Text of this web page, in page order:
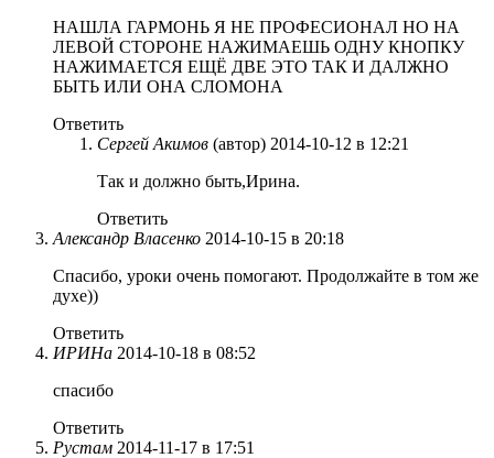
НАШЛА ГАРМОНЬ Я НЕ ПРОФЕСИОНАЛ НО НА
ЛЕВОЙ СТОРОНЕ НАЖИМАЕШЬ ОДНУ КНОПКУ
НАЖИМАЕТСЯ ЕЩЁ ДВЕ ЭТО ТАК И ДАЛЖНО
БЫТЬ ИЛИ ОНА СЛОМОНА
Ответить
Сергей Акимов (автор) 2014-10-12 в 12:21
Так и должно быть,Ирина.
Ответить
Александр Власенко 2014-10-15 в 20:18
Спасибо, уроки очень помогают. Продолжайте в том же
духе))
Ответить
ИРИНа 2014-10-18 в 08:52
спасибо
Ответить
Рустам 2014-11-17 в 17:51